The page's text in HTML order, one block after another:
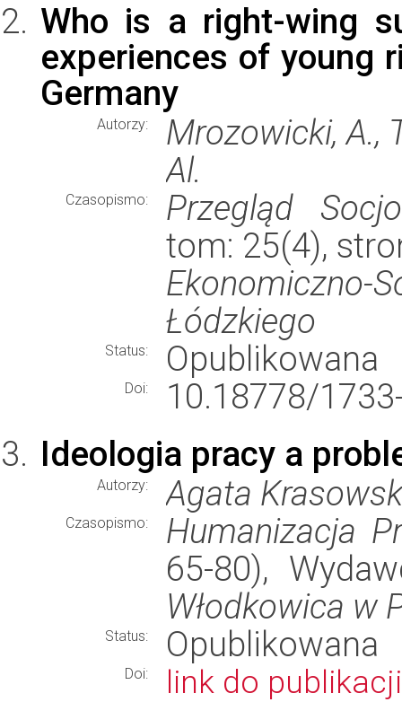
Who is a right-wing
experiences of young
Germany
Autorzy:
Mrozowicki, A.,
Al.
Czasopismo:
Przegląd
tom: 25(4),
Łódzkiego
Status: Opublikowana
Doi:
10.18778/
Ideologia pracy a
Autorzy: Agata
Czasopismo:
Humanizacja
65-80),
Włodkowica w
Status: Opublikowana
Doi: link do publikacji